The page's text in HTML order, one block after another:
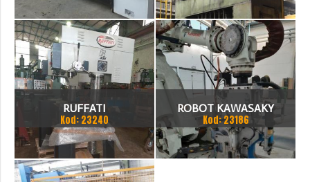
2000
RUFFATI
Kod: 23240
ROBOT KAWASAKY
Kod: 23186